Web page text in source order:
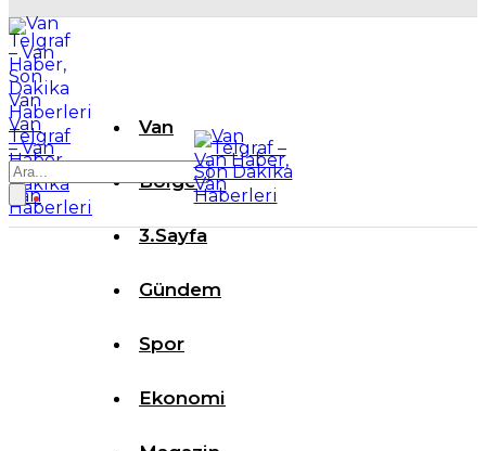
Van
Telgraf
– Van
Haber,
Son
Dakika
Van
Haberleri
Van
Bölge
3.Sayfa
Gündem
Spor
Ekonomi